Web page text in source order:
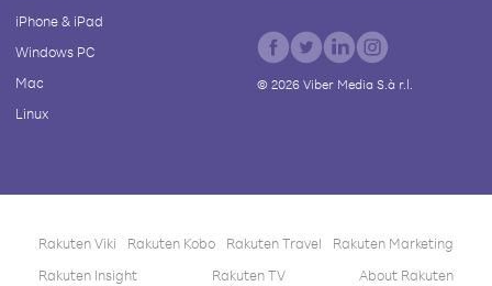
iPhone & iPad
Windows PC
Mac
Linux
© 2026Viber Media S.à r.l.
Rakuten Viki Rakuten Kobo Rakuten Travel
Rakuten Marketing
Rakuten Insight
Rakuten TV About Rakuten